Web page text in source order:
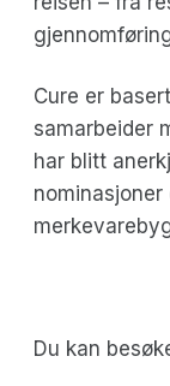
Cure er
samarbeider
har blitt
Du kan